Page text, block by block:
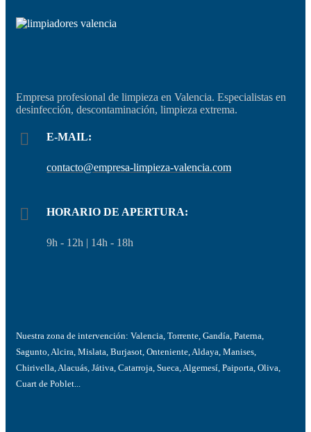
Empresa profesional de limpieza en Valencia. Especialistas en
desinfección, descontaminación, limpieza extrema.
E-MAIL:
contacto@empresa-limpieza-valencia.com
HORARIO DE APERTURA:
9h - 12h | 14h - 18h
Nuestra zona de intervención: Valencia, Torrente, Gandía, Paterna,
Sagunto, Alcira, Mislata, Burjasot, Onteniente, Aldaya, Manises,
Chirivella, Alacuás, Játiva, Catarroja, Sueca, Algemesí, Paiporta, Oliva,
Cuart de Poblet...